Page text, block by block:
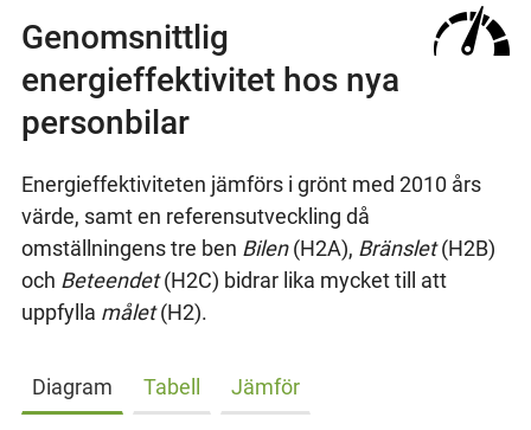
Genomsnittlig
energieffektivitet hos nya
personbilar
Energieffektiviteten jämförs i grönt med 2010 års
värde, samt en referensutveckling då
omställningens tre ben Bilen(H2A), Bränslet(H2B)
och Beteendet(H2C) bidrar lika mycket till att
uppfylla målet(H2).
Diagram Tabell Jämför